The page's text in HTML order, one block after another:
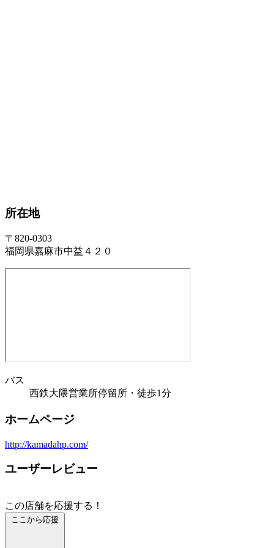
所在地
〒820-0303
福岡県嘉麻市中益４２０
バス
西鉄大隈営業所停留所・徒歩1分
ホームページ
http://kamadahp.com/
ユーザーレビュー
この店舗を応援する！
ここから応援